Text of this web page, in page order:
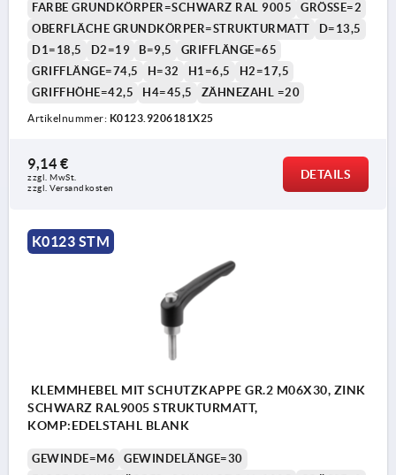
FARBE GRUNDKÖRPER=SCHWARZ RAL 9005
GRÖSSE=2
OBERFLÄCHE GRUNDKÖRPER=STRUKTURMATT
D=13,5
D1=18,5
D2=19 B=9,5
GRIFFLÄNGE=65
GRIFFLÄNGE=74,5
H=32 H1=6,5
H2=17,5
GRIFFHÖHE=42,5
H4=45,5 ZÄHNEZAHL =20
Artikelnummer: K0123.9206181X25
9,14 €
zzgl. MwSt.
zzgl. Versandkosten
DETAILS
K0123 STM
KLEMMHEBEL MIT SCHUTZKAPPE GR.2 M06X30, ZINK
SCHWARZ RAL9005 STRUKTURMATT,
KOMP:EDELSTAHL BLANK
GEWINDE=M6
GEWINDELÄNGE=30